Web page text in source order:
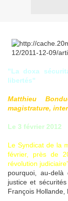
"La doxa
libertés"
Matthieu
magistrature,
Le 3 février 2012
Le Syndicat de la
février, près de
révolution
pourquoi, au-
justice et
François Hollande,